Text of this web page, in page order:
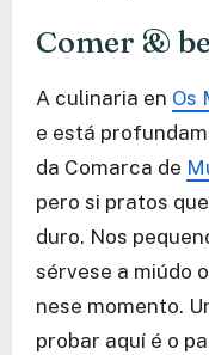
Comer &
A culinaria en Os
e está
da Comarca de
pero si pratos
duro. Nos
sérvese a miúdo
nese momento.
probar aquí é o